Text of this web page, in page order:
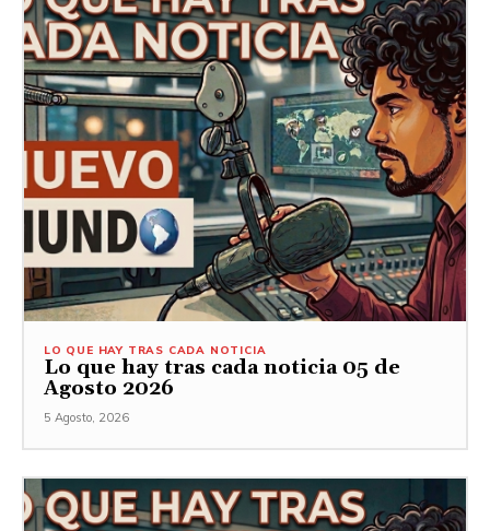
LO QUE HAY TRAS CADA NOTICIA
Lo que hay tras cada noticia 05 de
Agosto 2026
5 Agosto, 2026